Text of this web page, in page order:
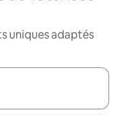
uniques adaptés
les flèches vers le